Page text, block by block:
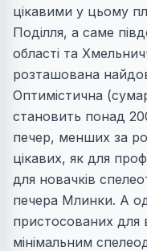
цікавими у цьому
Поділля, а саме
області та
розташована
Оптимістична
становить понад
печер, менших за
цікавих, як для
для новачків
печера Млинки. А
пристосованих для
мінімальним